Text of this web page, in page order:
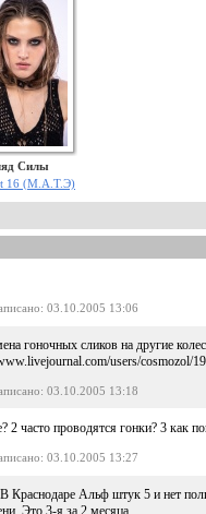
Силы
16 (М.А.Т.Э)
: 03.10.2005 13:06
гоночных сликов на другие
users/cosmozol/
: 03.10.2005 13:18
2 часто проводятся гонки? 3 как
: 03.10.2005 13:27
В Краснодаре Альф штук 5 и нет
Это 3-я за 2 месяца.